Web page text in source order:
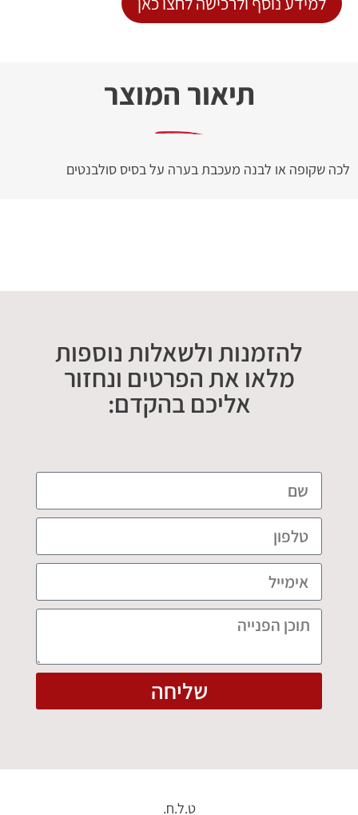
תיאור המוצר
לכה שקופה או לבנה מעכבת בערה על בסיס סולבנטים
להזמנות ולשאלות נוספות
מלאו את הפרטים ונחזור
אליכם בהקדם:
שליחה
ט.ל.ח.